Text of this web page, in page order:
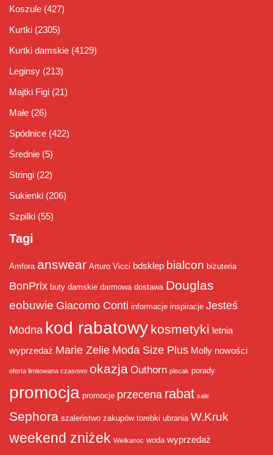
Koszule (427)
Kurtki (2305)
Kurtki damskie (4129)
Leginsy (213)
Majtki Figi (21)
Małe (26)
Spódnice (422)
Średnie (5)
Stringi (22)
Sukienki (206)
Szpilki (55)
Tagi
Amfora answear Arturo Vicci bdsklep bialcon biżuteria
BonPrix buty damskie darmowa dostawa Douglas
eobuwie Giacomo Conti informacje inspiracje Jesteś
Modna kod rabatowy kosmetyki letnia
wyprzedaż Marie Zelie Moda Size Plus Molly nowości
oferta limitowana czasowo okazja Outhorn plecak porady
promocja promocje przecena rabat sale
Sephora szaleństwo zakupów torebki ubrania W.Kruk
weekend zniżek Wielkanoc woda wyprzedaż